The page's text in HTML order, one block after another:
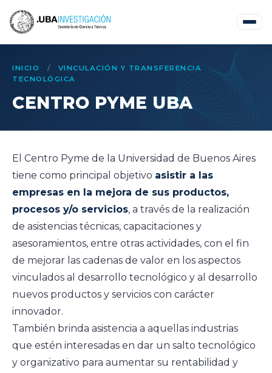
INICIO /
VINCULACIÓN Y TRANSFERENCIA
TECNOLÓGICA
CENTRO PYME UBA
El Centro Pyme de la Universidad de Buenos Aires
tiene como principal objetivo asistir a las
empresas en la mejora de sus productos,
procesos y/o servicios, a través de la realización
de asistencias técnicas, capacitaciones y
asesoramientos, entre otras actividades, con el fin
de mejorar las cadenas de valor en los aspectos
vinculados al desarrollo tecnológico y al desarrollo
nuevos productos y servicios con carácter
innovador.
También brinda asistencia a aquellas industrias
que estén interesadas en dar un salto tecnológico
y organizativo para aumentar su rentabilidad y